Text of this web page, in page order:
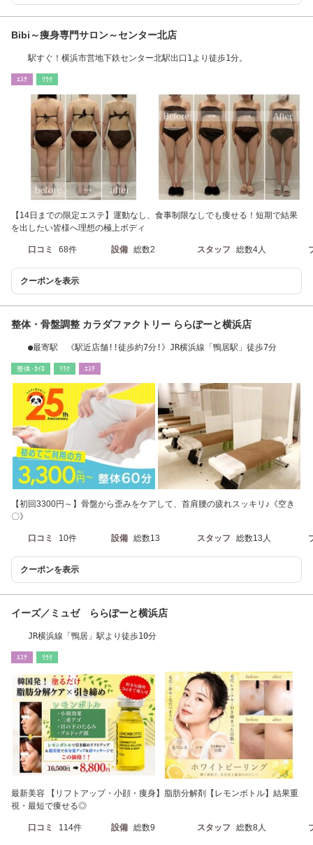
Bibi～痩身専門サロン～センター北店
駅すぐ！横浜市営地下鉄センター北駅出口1より徒歩1分。
ｴｽﾃ ﾘﾗｸ
【14日までの限定エステ】運動なし、食事制限なしでも痩せる！短期で結果
を出したい皆様へ理想の極上ボディ
口コミ 68件 設備 総数2 スタッフ 総数4人
クーポンを表示
整体・骨盤調整 カラダファクトリー ららぽーと横浜店
●最寄駅 《駅近店舗!!徒歩約7分!》JR横浜線「鴨居駅」徒歩7分
整体･ｶｲﾛ ﾘﾗｸ ｴｽﾃ
【初回3300円～】骨盤から歪みをケアして、首肩腰の疲れスッキリ♪《空き
〇》
口コミ 10件 設備 総数13 スタッフ 総数13人
クーポンを表示
イーズ／ミュゼ ららぽーと横浜店
JR横浜線「鴨居」駅より徒歩10分
ｴｽﾃ ﾘﾗｸ
最新美容 【リフトアップ・小顔・痩身】脂肪分解剤【レモンボトル】結果重
視・最短で痩せる◎
口コミ 114件 設備 総数9 スタッフ 総数8人